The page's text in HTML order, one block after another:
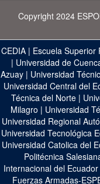
Copyright 2024
CEDIA| Escuela Superior
| Universidad de
Azuay| Universidad
Universidad Central del
Técnica del Norte |
Milagro | Universidad
Universidad Regional
Universidad Tecnológica
Universidad Catolica del
Politécnica
Internacional del Ecuador
Fuerzas Armadas-